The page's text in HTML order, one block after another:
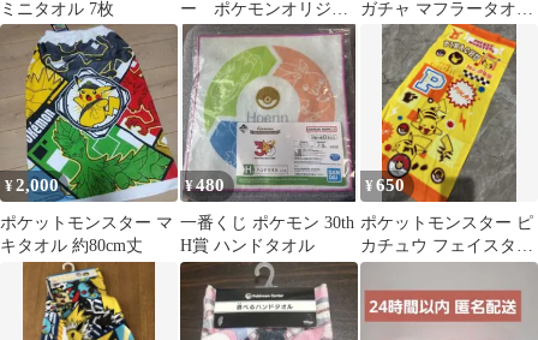
ミニタオル 7枚
ー ポケモンオリジナ
ルハンドタオル2種＆バ
ッグ
ガチャ マフラータオル
ほのおタイプ みずタイ
¥2,000
ポケットモンスター マ
キタオル 約80cm丈
¥480
一番くじ ポケモン 30th
H賞 ハンドタオル
¥650
ポケットモンスター ピ
カチュウ フェイスタオ
ル 新品